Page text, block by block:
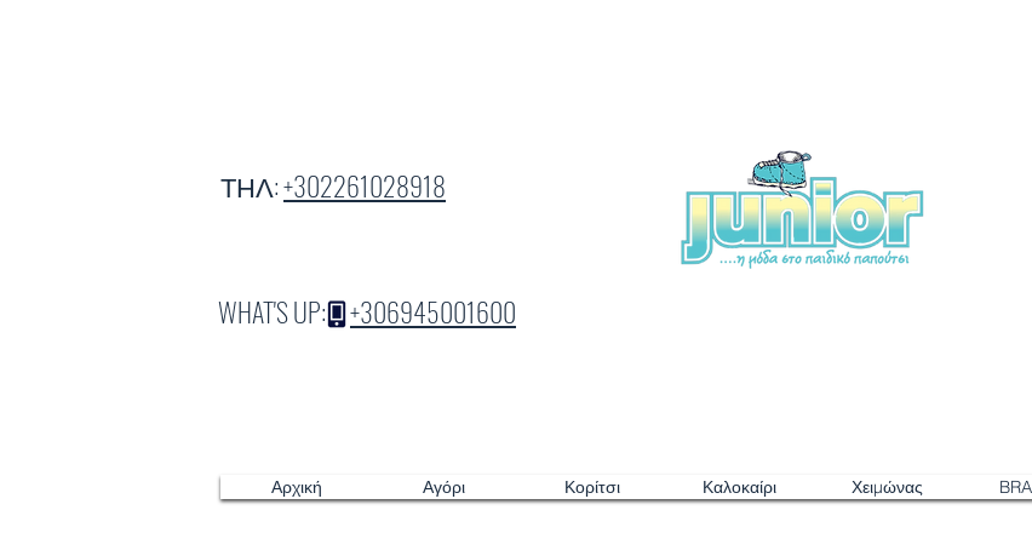
ΤΗΛ:+302261028918
WHAT'S UP:+306945001600
Αρχική Αγόρι Κορίτσι Καλοκαίρι Χειμώνας